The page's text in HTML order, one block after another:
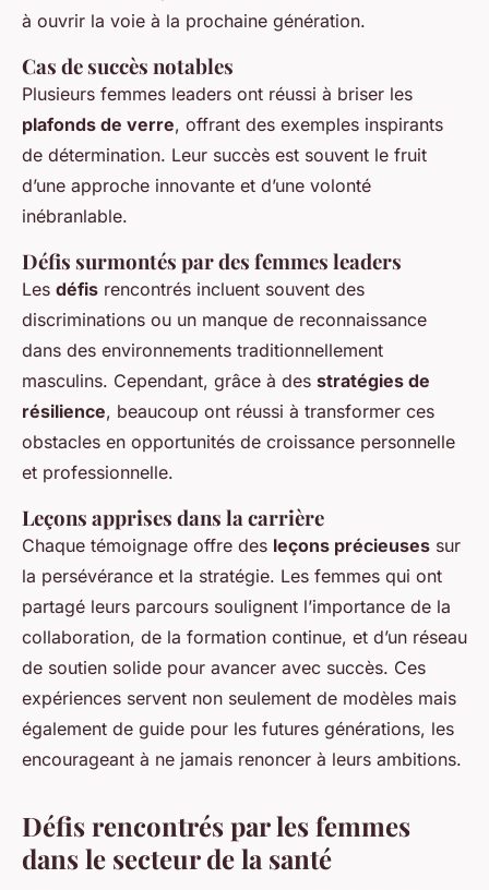
à ouvrir la voie à la prochaine génération.
Cas de succès notables
Plusieurs femmes leaders ont réussi à briser les
plafonds de verre, offrant des exemples inspirants
de détermination. Leur succès est souvent le fruit
d’une approche innovante et d’une volonté
inébranlable.
Défis surmontés par des femmes leaders
Les défis rencontrés incluent souvent des
discriminations ou un manque de reconnaissance
dans des environnements traditionnellement
masculins. Cependant, grâce à des stratégies de
résilience, beaucoup ont réussi à transformer ces
obstacles en opportunités de croissance personnelle
et professionnelle.
Leçons apprises dans la carrière
Chaque témoignage offre des leçons précieuses sur
la persévérance et la stratégie. Les femmes qui ont
partagé leurs parcours soulignent l’importance de la
collaboration, de la formation continue, et d’un réseau
de soutien solide pour avancer avec succès. Ces
expériences servent non seulement de modèles mais
également de guide pour les futures générations, les
encourageant à ne jamais renoncer à leurs ambitions.
Défis rencontrés par les femmes
dans le secteur de la santé